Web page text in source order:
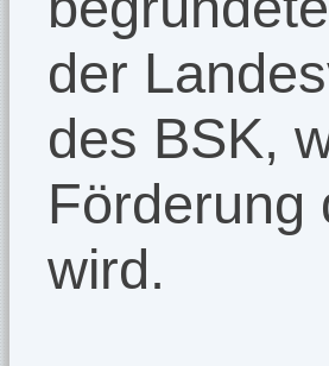
der
des BSK,
Förderung
wird.